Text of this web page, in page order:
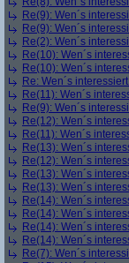
Re(9): Wen´s
Re(9): Wen´s
Re(2): Wen´s
Re(10): Wen´s
Re(10): Wen´s
Re: Wen´s
Re(11): Wen´s
Re(9): Wen´s
Re(12): Wen´s
Re(11): Wen´s
Re(13): Wen´s
Re(12): Wen´s
Re(13): Wen´s
Re(13): Wen´s
Re(14): Wen´s
Re(14): Wen´s
Re(14): Wen´s
Re(14): Wen´s
Re(7): Wen´s